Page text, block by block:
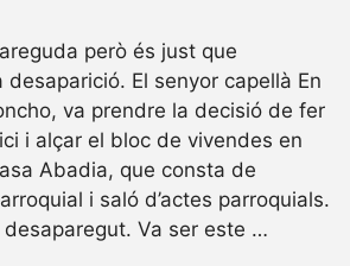
però és just que
El senyor capellà En
va prendre la decisió de fer
i alçar el bloc de vivendes en
Abadia, que consta de
i saló d’actes parroquials.
desaparegut. Va ser este …